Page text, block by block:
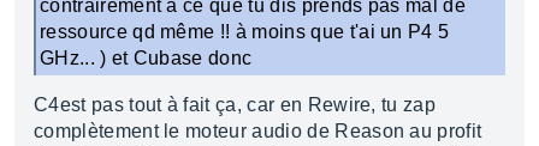
contrairement à ce que tu dis prends pas mal de
ressource qd même !! à moins que t'ai un P4 5
GHz... ) et Cubase donc
C4est pas tout à fait ça, car en Rewire, tu zap
complètement le moteur audio de Reason au profit